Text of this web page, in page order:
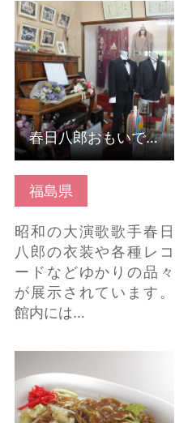
福島県
昭和の大演歌歌手春日
八郎の衣装や各種レコ
ードなどゆかりの品々
が展示されています。
館内には…
春日八郎おもいで館 の
詳細はこちら
春日八郎おもいで館
詳細はこちら